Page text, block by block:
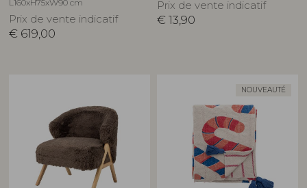
L160xH75xW90 cm
Prix de vente indicatif
€ 619,00
Prix de vente indicatif
€ 13,90
NOUVEAUTÉ